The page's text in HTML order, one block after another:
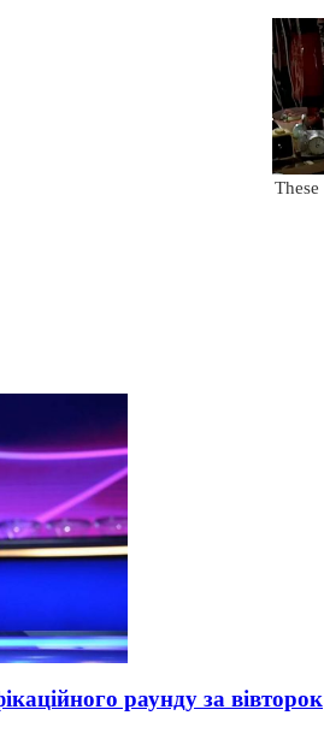
раунду за вівторок